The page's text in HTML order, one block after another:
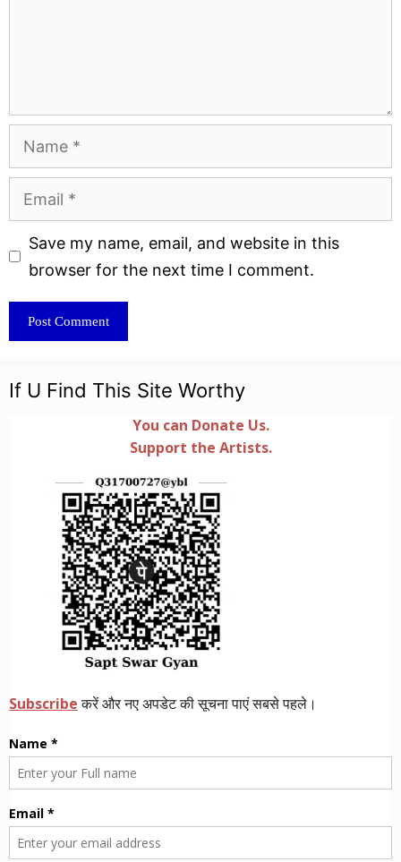
Name
Email
Website
Save my name, email, and website in this
browser for the next time I comment.
If U Find This Site Worthy